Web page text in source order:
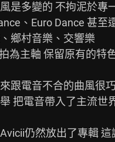
是多變的 不拘泥於專
、Euro Dance 甚至
鄉村音樂、交響樂
為主軸 保留原有的特
跟電音不合的曲風很
把電音帶入了主流世
仍然放出了專輯